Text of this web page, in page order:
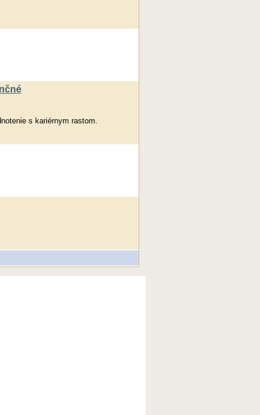
s kariérnym rastom.